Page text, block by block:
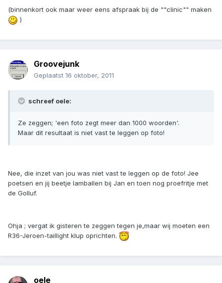
(binnenkort ook maar weer eens afspraak bij de ""clinic"" maken
)
Groovejunk
Geplaatst 16 oktober, 2011
schreef oele:
Ze zeggen; 'een foto zegt meer dan 1000 woorden'.
Maar dit resultaat is niet vast te leggen op foto!
Nee, die inzet van jou was niet vast te leggen op de foto! Jee
poetsen en jij beetje lamballen bij Jan en toen nog proefritje met
de Golluf.
Ohja ; vergat ik gisteren te zeggen tegen je,maar wij moeten een
R36-Jeroen-taillight klup oprichten.
oele